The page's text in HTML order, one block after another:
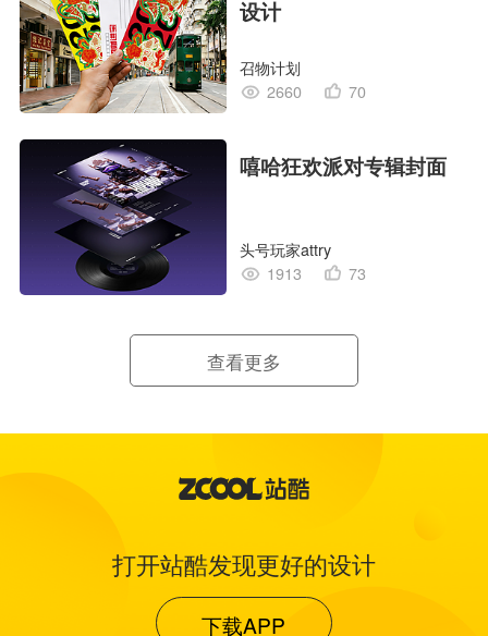
设计
召物计划
2660
70
嘻哈狂欢派对专辑封面
头号玩家attry
1913
73
查看更多
打开站酷发现更好的设计
下载APP